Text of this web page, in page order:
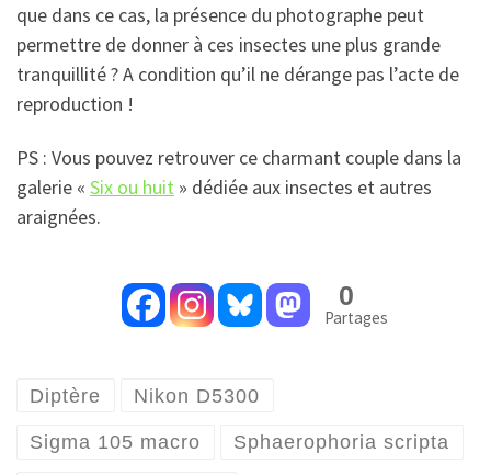
que dans ce cas, la présence du photographe peut
permettre de donner à ces insectes une plus grande
tranquillité ? A condition qu’il ne dérange pas l’acte de
reproduction !
PS : Vous pouvez retrouver ce charmant couple dans la
galerie « Six ou huit » dédiée aux insectes et autres
araignées.
0
Partages
Diptère Nikon D5300
Sigma 105 macro Sphaerophoria scripta